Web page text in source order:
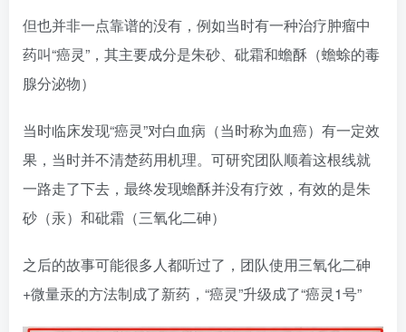
但也并非一点靠谱的没有，例如当时有一种治疗肿瘤中
药叫“癌灵”，其主要成分是朱砂、砒霜和蟾酥（蟾蜍的毒
腺分泌物）
当时临床发现“癌灵”对白血病（当时称为血癌）有一定效
果，当时并不清楚药用机理。可研究团队顺着这根线就
一路走了下去，最终发现蟾酥并没有疗效，有效的是朱
砂（汞）和砒霜（三氧化二砷）
之后的故事可能很多人都听过了，团队使用三氧化二砷
+微量汞的方法制成了新药，“癌灵”升级成了“癌灵1号”